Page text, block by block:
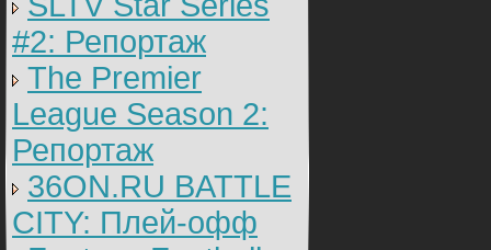
#2: Репортаж
The Premier
League Season 2:
Репортаж
36ON.RU BATTLE
CITY: Плей-офф